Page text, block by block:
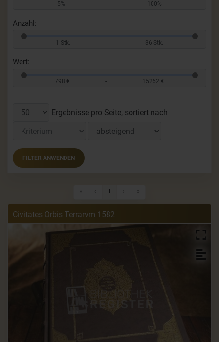
5% - 100%
Anzahl:
1 Stk. - 36 Stk.
Wert:
798 € - 15262 €
Ergebnisse pro Seite, sortiert nach
FILTER ANWENDEN
Erste SeiteVorherige Seite
1 › Nächste Seite
»Letzte Seite
Civitates Orbis Terrarvm 1582